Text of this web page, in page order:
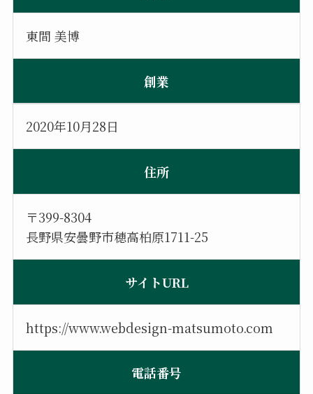
東間 美博
創業
2020年10月28日
住所
〒399-8304
長野県安曇野市穂高柏原1711-25
サイトURL
https://www.webdesign-matsumoto.com
電話番号